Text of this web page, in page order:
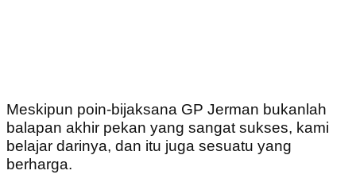
Meskipun poin-bijaksana GP Jerman bukanlah
balapan akhir pekan yang sangat sukses, kami
belajar darinya, dan itu juga sesuatu yang
berharga.